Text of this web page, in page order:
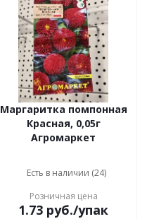
Маргаритка помпонная
Красная, 0,05г
Агромаркет
Есть в наличии (24)
Розничная цена
1.73 руб./упак